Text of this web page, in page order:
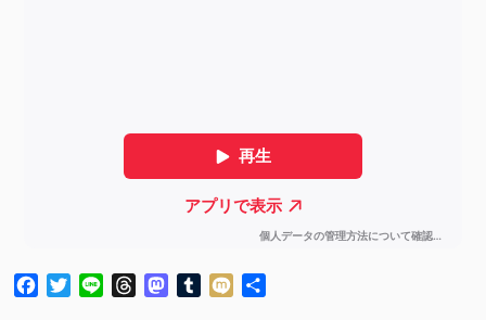
Facebook
TwitterLine ThreadsMastodon
Tumblr
Mixi